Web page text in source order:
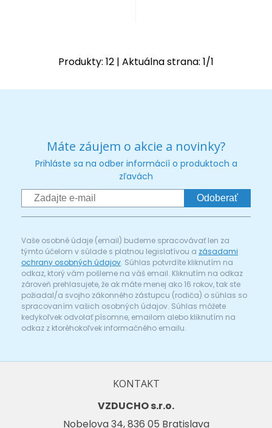
Produkty: 12 | Aktuálna strana: 1/1
Máte záujem o akcie a novinky?
Prihláste sa na odber informácií o produktoch a
zľavách
Odoberať
Vaše osobné údaje (email) budeme spracovávať len za
týmto účelom v súlade s platnou legislatívou a zásadami
ochrany osobných údajov. Súhlas potvrdíte kliknutím na
odkaz, ktorý vám pošleme na váš email. Kliknutím na odkaz
zároveň prehlasujete, že ak máte menej ako 16 rokov, tak ste
požiadal/a svojho zákonného zástupcu (rodiča) o súhlas so
spracovaním vašich osobných údajov. Súhlas môžete
kedykoľvek odvolať písomne, emailom alebo kliknutím na
odkaz z ktoréhokoľvek informačného emailu.
KONTAKT
VZDUCHO s.r.o.
Nobelova 34, 836 05 Bratislava